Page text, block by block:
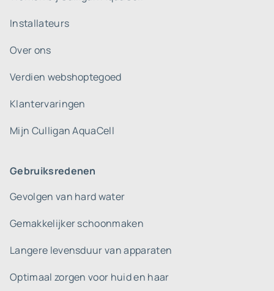
Installateurs
Over ons
Verdien webshoptegoed
Klantervaringen
Mijn Culligan AquaCell
Gebruiksredenen
Gevolgen van hard water
Gemakkelijker schoonmaken
Langere levensduur van apparaten
Optimaal zorgen voor huid en haar